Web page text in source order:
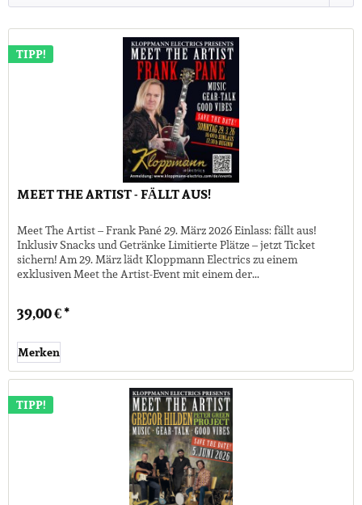
TIPP!
MEET THE ARTIST - FÄLLT AUS!
Meet The Artist – Frank Pané 29. März 2026 Einlass: fällt aus!
Inklusiv Snacks und Getränke Limitierte Plätze – jetzt Ticket
sichern! Am 29. März lädt Kloppmann Electrics zu einem
exklusiven Meet the Artist-Event mit einem der...
39,00 € *
Merken
TIPP!